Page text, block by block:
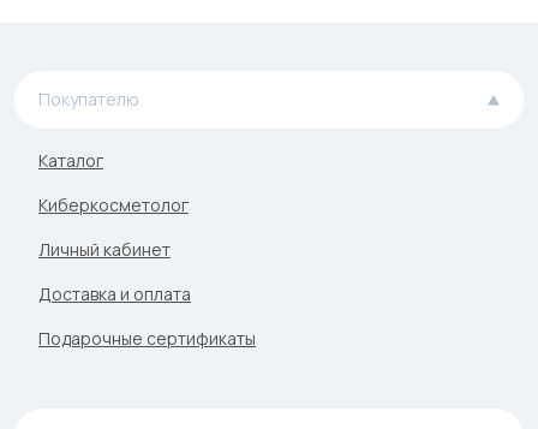
Покупателю
Каталог
Киберкосметолог
Личный кабинет
Доставка и оплата
Подарочные сертификаты